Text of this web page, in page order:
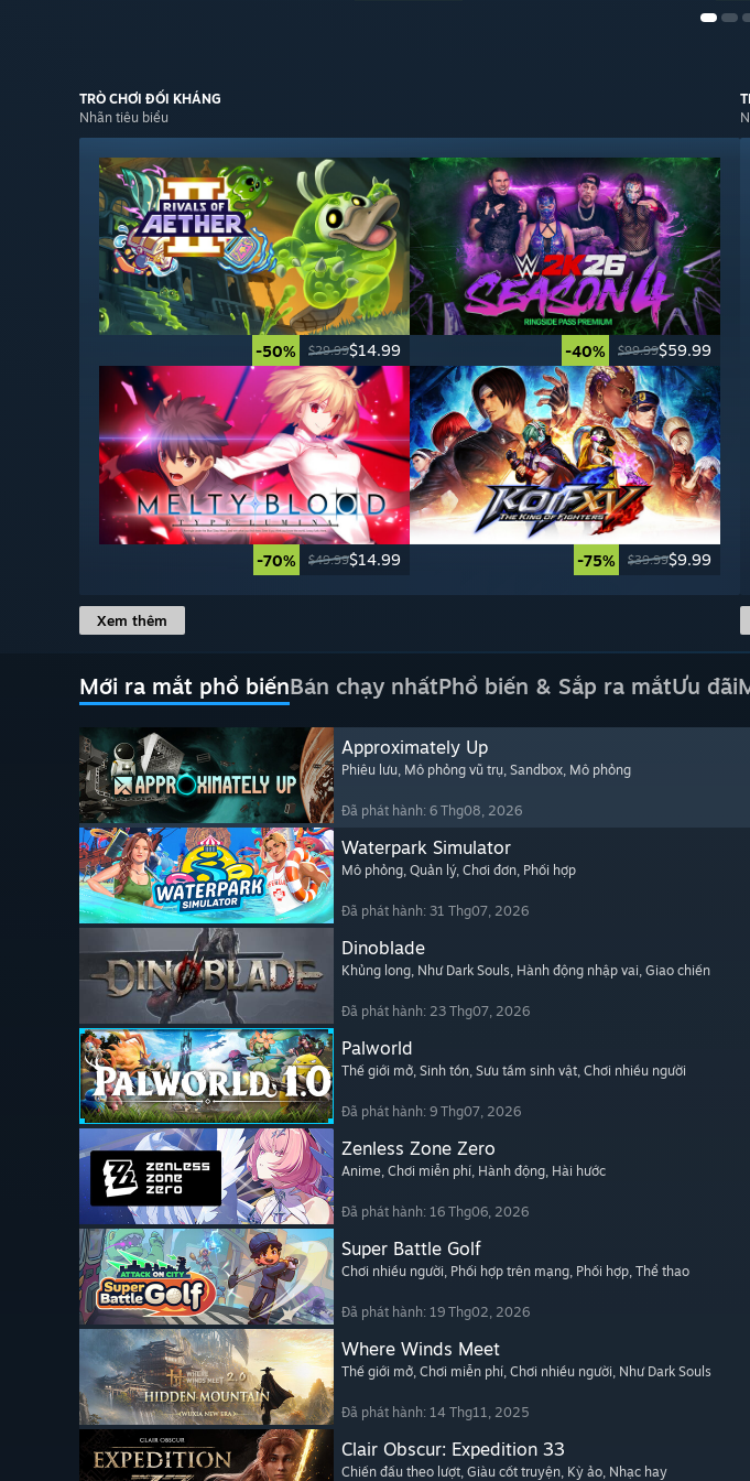
TRÒ CHƠI ĐỐI KHÁNG
Nhãn tiêu biểu
-50% $29.99$14.99 -40% $99.99$59.99
-70% $49.99$14.99 -75% $39.99$9.99
Xem thêm
Mới ra mắt phổ biếnBán chạy nhấtPhổ biến & Sắp ra mắtƯu đãi
Approximately Up
Phiêu lưu, Mô phỏng vũ trụ, Sandbox, Mô phỏng
Đã phát hành: 6 Thg08, 2026
Waterpark Simulator
Mô phỏng, Quản lý, Chơi đơn, Phối hợp
Đã phát hành: 31 Thg07, 2026
Dinoblade
Khủng long, Như Dark Souls, Hành động nhập vai, Giao chiến
Đã phát hành: 23 Thg07, 2026
Palworld
Thế giới mở, Sinh tồn, Sưu tầm sinh vật, Chơi nhiều người
Đã phát hành: 9 Thg07, 2026
Zenless Zone Zero
Anime, Chơi miễn phí, Hành động, Hài hước
Đã phát hành: 16 Thg06, 2026
Super Battle Golf
Chơi nhiều người, Phối hợp trên mạng, Phối hợp, Thể thao
Đã phát hành: 19 Thg02, 2026
Where Winds Meet
Thế giới mở, Chơi miễn phí, Chơi nhiều người, Như Dark Souls
Đã phát hành: 14 Thg11, 2025
Clair Obscur: Expedition 33
Chiến đấu theo lượt, Giàu cốt truyện, Kỳ ảo, Nhạc hay